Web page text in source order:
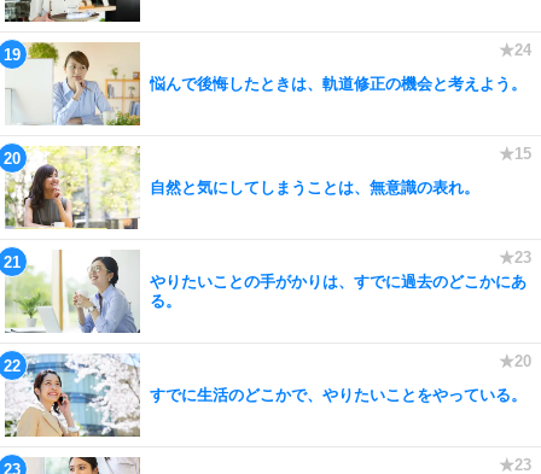
悩んで後悔したときは、軌道修正の機会と考えよう。
自然と気にしてしまうことは、無意識の表れ。
やりたいことの手がかりは、すでに過去のどこかにあ
る。
すでに生活のどこかで、やりたいことをやっている。